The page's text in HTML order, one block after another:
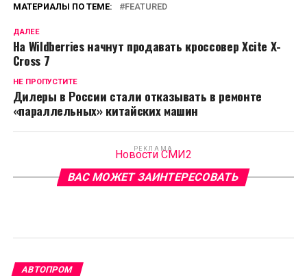
МАТЕРИАЛЫ ПО ТЕМЕ: FEATURED
ДАЛЕЕ
На Wildberries начнут продавать кроссовер Xcite X-
Cross 7
НЕ ПРОПУСТИТЕ
Дилеры в России стали отказывать в ремонте
«параллельных» китайских машин
РЕКЛАМА
Новости СМИ2
ВАС МОЖЕТ ЗАИНТЕРЕСОВАТЬ
АВТОПРОМ